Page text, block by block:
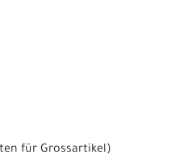
für Grossartikel)